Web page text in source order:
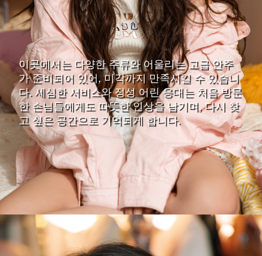
이곳에서는 다양한 주류와 어울리는 고급 안주
가 준비되어 있어, 미각까지 만족시킬 수 있습니
다. 세심한 서비스와 정성 어린 응대는 처음 방문
한 손님들에게도 따뜻한 인상을 남기며, 다시 찾
고 싶은 공간으로 기억되게 합니다.